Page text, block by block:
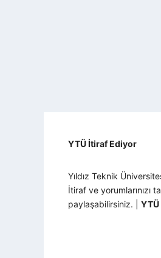
YTÜ İtiraf Ediyor
Yıldız Teknik
İtiraf ve yorumlarınızı
paylaşabilirsiniz. |